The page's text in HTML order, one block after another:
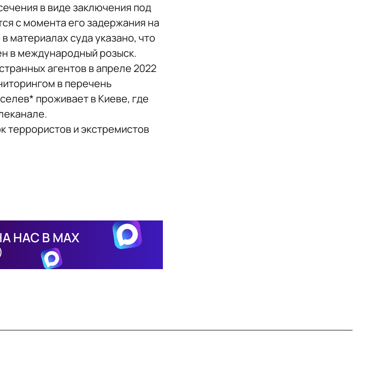
в виде заключения под
с момента его задержания на
материалах суда указано, что
в международный розыск.
агентов в апреле 2022
в перечень
проживает в Киеве, где
террористов и экстремистов
НАС В MAX